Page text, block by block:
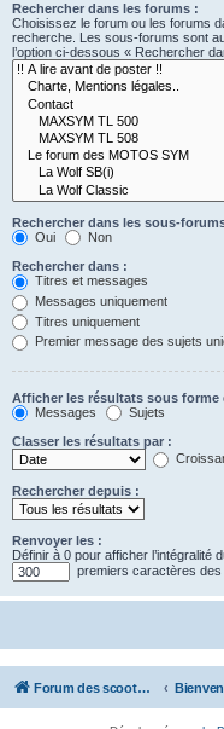
Rechercher dans les forums :
Choisissez le forum ou les forums
recherche. Les sous-forums sont
l’option ci-dessous « Rechercher
Rechercher dans les sous-
Oui
Non
Rechercher dans :
Titres et messages
Messages uniquement
Titres uniquement
Premier message des sujets
Afficher les résultats sous forme
Messages
Sujets
Classer les résultats par :
Rechercher depuis :
Renvoyer les :
Définir à 0 pour afficher l’intégralité
premiers caractères des
Forum des scooters SYM - GTS -MAXSYM - CRUISYM - JOYMAX - Maxsym TL